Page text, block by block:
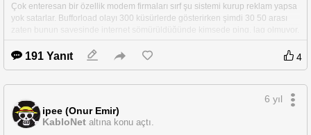
Çok enteresan bir özellik modem firmaları sırf şu sistemi kurup reklam yapsa
yok satarlar. Bufforload olayı 300 küsürlerde gösterirken şimdi 30 50 arası
http://www.dslreports.com/speedtest Bu sitede test değerlerim artık A - A+
oldu.
neredeyse %30 %40 daha fazla arttı ki arada duvarlar odalar falan var. (wifi
ayarları yaparken soruyor ve uyarıyor bölgesel seçerseniz performas kaybı
olur gibi ama ne seçmesi direk gücü açık kodla yazılan wifi driverına
191 Yanıt 4
ipee (Onur Emir)
KabloNet altına konu açtı.
6 yıl